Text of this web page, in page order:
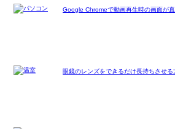
Google Chromeで動画再生時の画面が
眼鏡のレンズをできるだけ長持ちさせる